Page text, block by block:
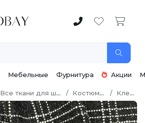
Мебельные Фурнитура Акции
Все ткани для шитья Костюмная Клетка